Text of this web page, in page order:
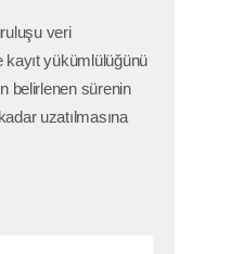
veri
kayıt yükümlülüğünü
belirlenen sürenin
uzatılmasına